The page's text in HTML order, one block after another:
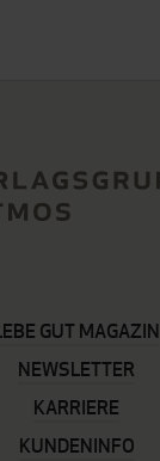
GUT MAGAZIN
NEWSLETTER
KARRIERE
KUNDENINFO